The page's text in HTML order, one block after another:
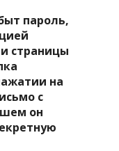
пароль,
страницы
на
с
он